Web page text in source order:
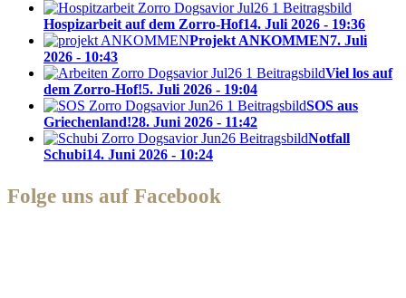
Hospizarbeit auf dem Zorro-Hof14. Juli 2026 - 19:36
Projekt ANKOMMEN7. Juli
2026 - 10:43
Viel los auf
dem Zorro-Hof!5. Juli 2026 - 19:04
SOS aus
Griechenland!28. Juni 2026 - 11:42
Notfall
Schubi14. Juni 2026 - 10:24
Folge uns auf Facebook